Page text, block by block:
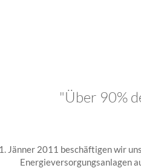
"Über 90%
Jänner 2011 beschäftigen wir
Energieversorgungsanlagen